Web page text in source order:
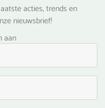
acties, trends en
nieuwsbrief!
aan